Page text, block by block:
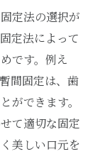
定法の選択が
定法によって
です。例え
間固定は、歯
ができます。
て適切な固定
美しい口元を